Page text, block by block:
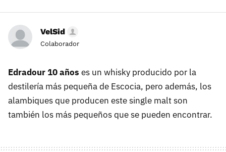
VelSid
Colaborador
Edradour 10 años es un whisky producido por la
destilería más pequeña de Escocia, pero además, los
alambiques que producen este single malt son
también los más pequeños que se pueden encontrar.